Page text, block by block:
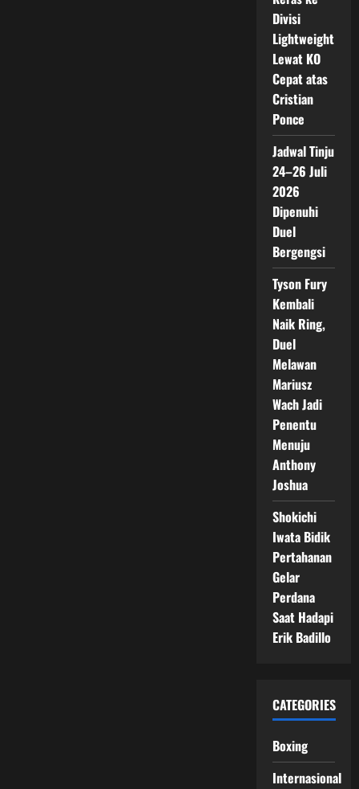
Divisi
Lightweight
Lewat KO
Cepat atas
Cristian
Ponce
Jadwal Tinju
24–26 Juli
2026
Dipenuhi
Duel
Bergengsi
Tyson Fury
Kembali
Naik Ring,
Duel
Melawan
Mariusz
Wach Jadi
Penentu
Menuju
Anthony
Joshua
Shokichi
Iwata Bidik
Pertahanan
Gelar
Perdana
Saat Hadapi
Erik Badillo
CATEGORIES
Boxing
Internasional